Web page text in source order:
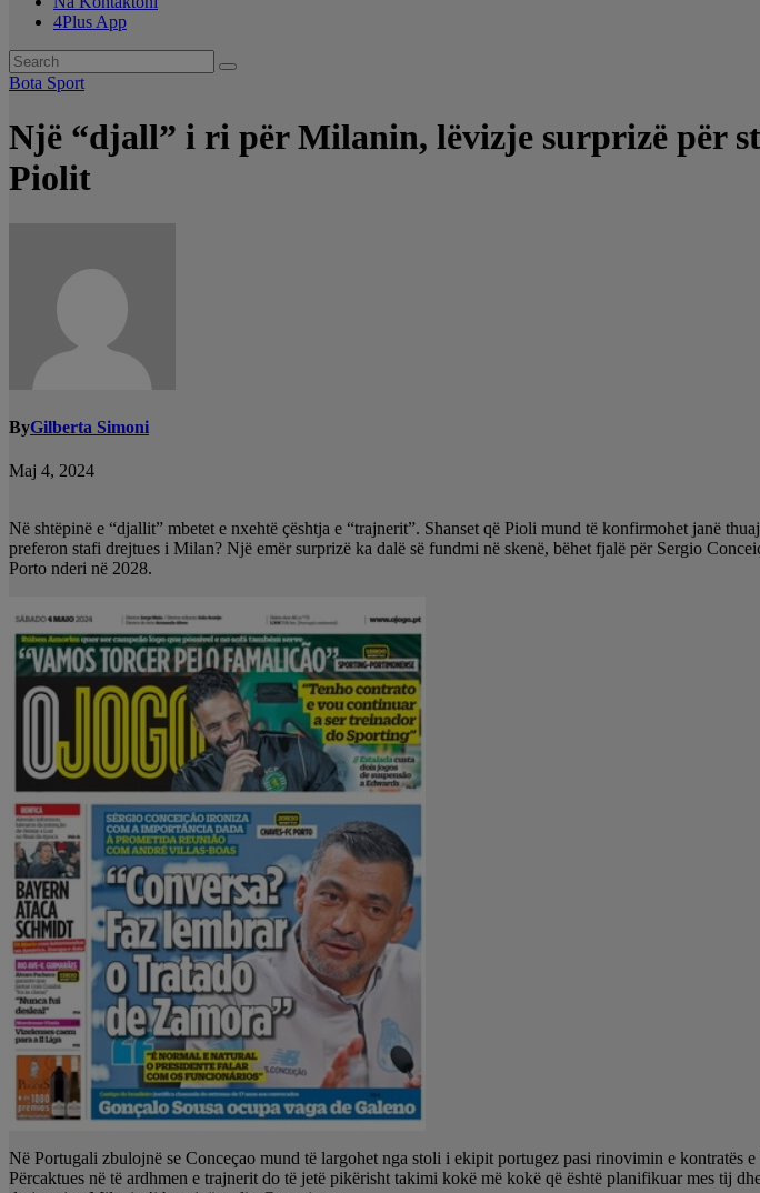
4Plus App
Bota Sport
Një “djall” i ri për Milanin, lëvizje surprizë për
Piolit
ByGilberta Simoni
Maj 4, 2024
Në shtëpinë e “djallit” mbetet e nxehtë çështja e “trajnerit”. Shanset që Pioli mund të konfirmohet janë
preferon stafi drejtues i Milan? Një emër surprizë ka dalë së fundmi në skenë, bëhet fjalë për Sergio
Porto nderi në 2028.
Në Portugali zbulojnë se Conceçao mund të largohet nga stoli i ekipit portugez pasi rinovimin e kontratës
Përcaktues në të ardhmen e trajnerit do të jetë pikërisht takimi kokë më kokë që është planifikuar mes tij